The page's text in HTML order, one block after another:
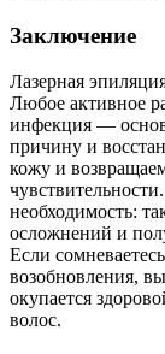
Заключение
Лазерная
Любое активное
инфекция —
причину и
кожу и
необходимость:
осложнений и
Если
возобновления,
окупается
волос.